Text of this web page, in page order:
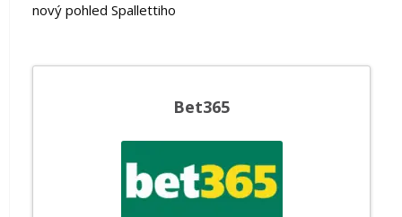
nový pohled Spallettiho
Bet365